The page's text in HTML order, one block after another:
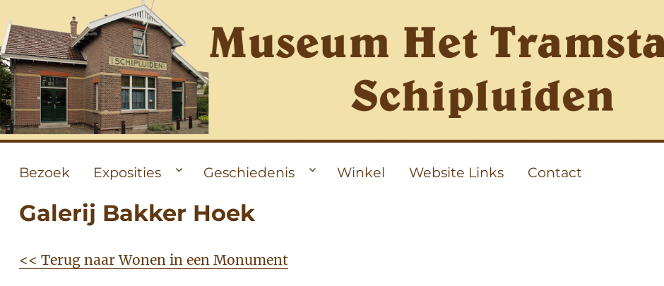
Bezoek Exposities Geschiedenis Winkel Website Links Contact
Galerij Bakker Hoek
<< Terug naar Wonen in een Monument